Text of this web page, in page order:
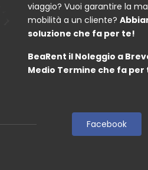
viaggio? Vuoi garantire la
mobilità a un cliente?
soluzione che fa per te!
BeaRent il Noleggio a
Medio Termine che fa per
Facebook